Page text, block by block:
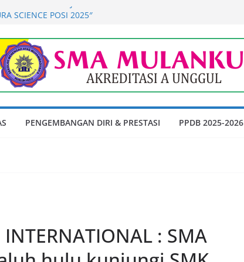
MENDAPATKAN JUARA 3 UMUM DI
Tes Akademik dan Wawancara
Peserta Didik SMA Muhammadiyah 9
Ajaran 2026-2027
Akademik dan Wawancara Gelombang 1
SMA Muhammadiyah 9 Kualuh Hulu
2027
HP
PENGEMBANGAN DIRI & PRESTASI PPDB 2025-2026
: SMA